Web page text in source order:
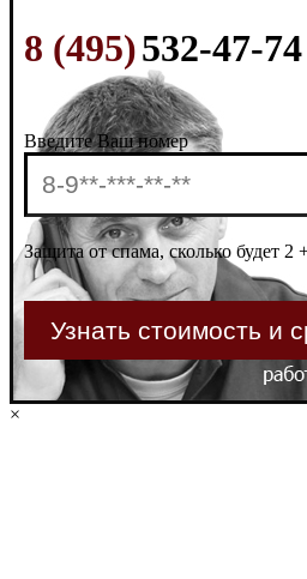
8 (495)532-47-74
Введите Ваш номер
Защита от спама, сколько будет 2
×